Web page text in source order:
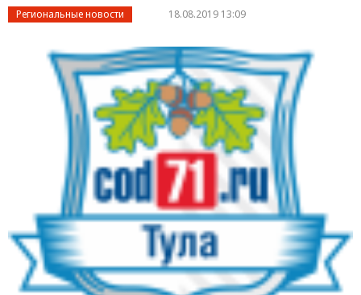
Региональные новости 18.08.2019 13:09